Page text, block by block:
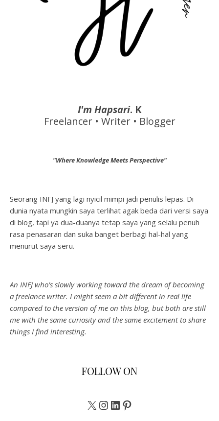
I'm Hapsari. K
Freelancer • Writer • Blogger
"Where Knowledge Meets Perspective"
Seorang INFJ yang lagi nyicil mimpi jadi penulis lepas. Di
dunia nyata mungkin saya terlihat agak beda dari versi saya
di blog, tapi ya dua-duanya tetap saya yang selalu penuh
rasa penasaran dan suka banget berbagi hal-hal yang
menurut saya seru.
An INFJ who’s slowly working toward the dream of becoming
a freelance writer. I might seem a bit different in real life
compared to the version of me on this blog, but both are still
me with the same curiosity and the same excitement to share
things I find interesting.
FOLLOW ON
X Instagram
LinkedInPinterest